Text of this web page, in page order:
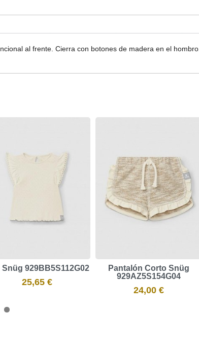
al frente. Cierra con botones de madera en el hombro.
Snüg ​929BB5S112G02
25,65 €
Pantalón Corto Snüg
929AZ5S154G04
24,00 €